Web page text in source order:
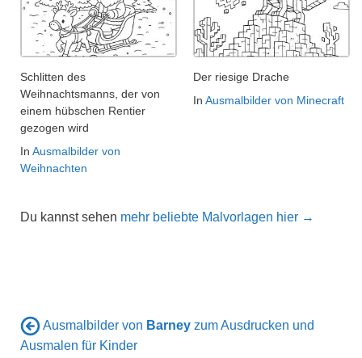
Schlitten des
Weihnachtsmanns, der von
einem hübschen Rentier
gezogen wird
In Ausmalbilder von
Weihnachten
Der riesige Drache
In Ausmalbilder von Minecraft
Du kannst sehen mehr beliebte Malvorlagen hier →
Ausmalbilder von Barney zum Ausdrucken und
Ausmalen für Kinder